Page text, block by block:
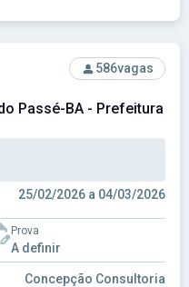
Sebastião do Passé-BA -
586vagas
Passé-BA - Prefeitura
25/02/2026 a 04/03/2026
Prova
A definir
Concepção Consultoria